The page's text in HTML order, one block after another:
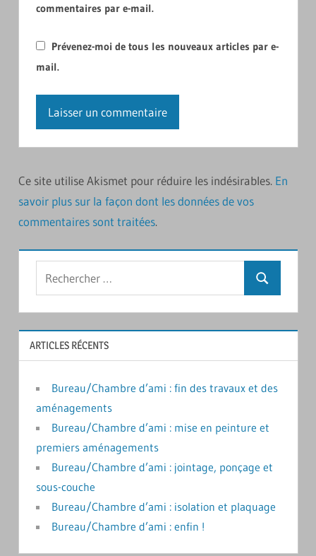
commentaires par e-mail.
Prévenez-moi de tous les nouveaux articles par e-
mail.
Ce site utilise Akismet pour réduire les indésirables. En
savoir plus sur la façon dont les données de vos
commentaires sont traitées.
Recherche
ARTICLES RÉCENTS
Bureau/Chambre d’ami : fin des travaux et des
aménagements
Bureau/Chambre d’ami : mise en peinture et
premiers aménagements
Bureau/Chambre d’ami : jointage, ponçage et
sous-couche
Bureau/Chambre d’ami : isolation et plaquage
Bureau/Chambre d’ami : enfin !